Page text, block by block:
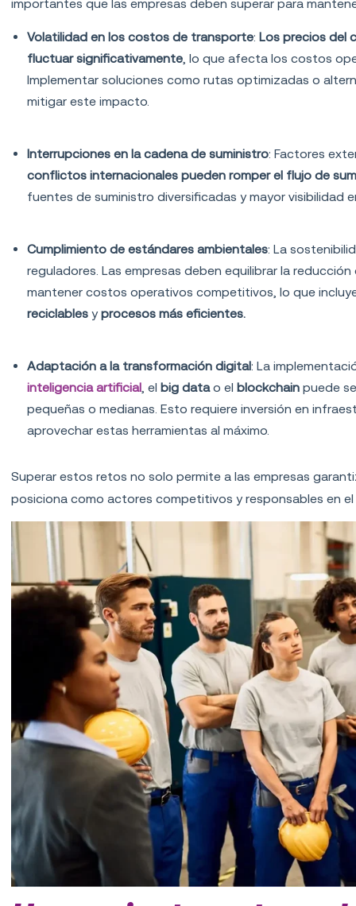
importantes que las empresas deben superar para
Volatilidad en los costos de transporte: Los precios del
fluctuar significativamente , lo que afecta los costos
Implementar soluciones como rutas optimizadas o
mitigar este impacto.
Interrupciones en la cadena de suministro: Factores
conflictos internacionales pueden romper el flujo de
fuentes de suministro diversificadas y mayor visibilidad
Cumplimiento de estándares ambientales: La
reguladores. Las empresas deben equilibrar la
mantener costos operativos competitivos, lo que
reciclables y procesos más eficientes.
Adaptación a la transformación digital: La
inteligencia artificial , el big datao el blockchain puede
pequeñas o medianas. Esto requiere inversión en
aprovechar estas herramientas al máximo.
Superar estos retos no solo permite a las empresas
posiciona como actores competitivos y responsables en